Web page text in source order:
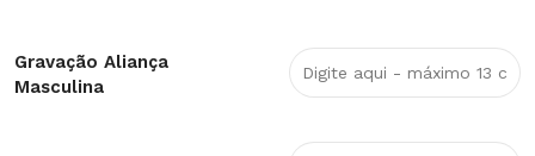
Gravação Aliança
Masculina